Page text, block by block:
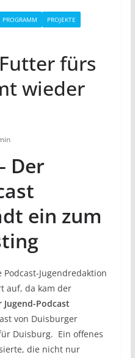
PROGRAMM
PROJEKTE
fürs
wieder
Der
ein zum
Jugendredaktion
auf, da kam der
Jugend-Podcast
von Duisburger
Duisburg. Ein offenes
die nicht nur